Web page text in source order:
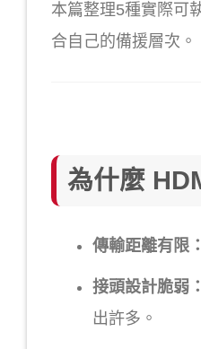
本篇整理5種實際可
合自己的備援層次。
為什麼
傳輸距離有限：
接頭設計脆弱：
出許多。